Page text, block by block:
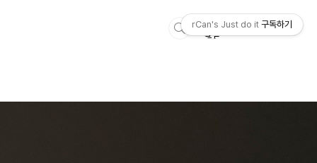
rCan's Just do it 구독하기